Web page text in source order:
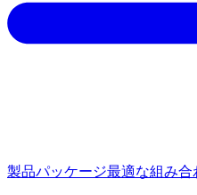
製品パッケージ最適な組み合